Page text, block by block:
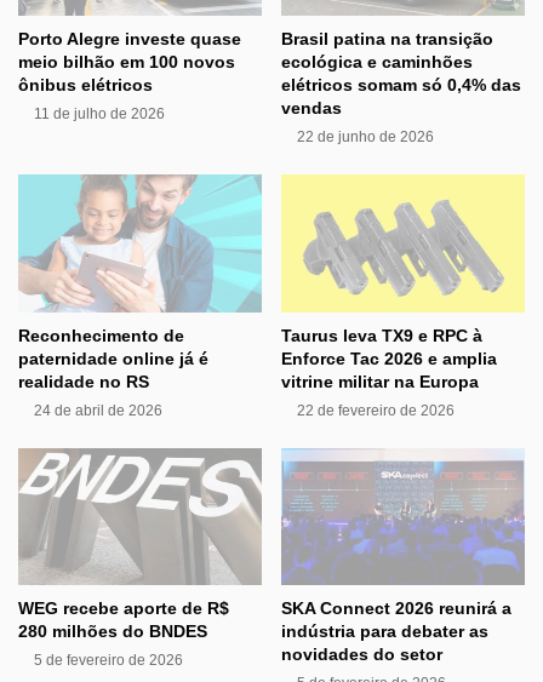
Porto Alegre investe quase
meio bilhão em 100 novos
ônibus elétricos
11 de julho de 2026
Brasil patina na transição
ecológica e caminhões
elétricos somam só 0,4% das
vendas
22 de junho de 2026
Reconhecimento de
paternidade online já é
realidade no RS
24 de abril de 2026
Taurus leva TX9 e RPC à
Enforce Tac 2026 e amplia
vitrine militar na Europa
22 de fevereiro de 2026
WEG recebe aporte de R$
280 milhões do BNDES
5 de fevereiro de 2026
SKA Connect 2026 reunirá a
indústria para debater as
novidades do setor